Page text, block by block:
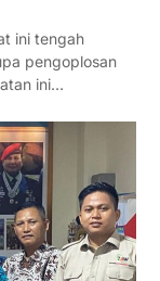
ini tengah
pengoplosan
ini…